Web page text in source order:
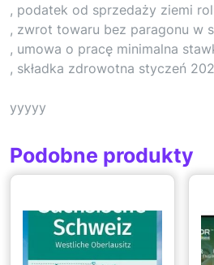
, podatek od sprzedaży ziemi
, zwrot towaru bez paragonu w
, umowa o pracę minimalna
, składka zdrowotna styczeń
yyyyy
Podobne produkty